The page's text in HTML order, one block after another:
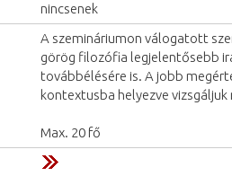
nincsenek
A szemináriumon válogatott
görög filozófia legjelentősebb
továbbélésére is. A jobb
kontextusba helyezve vizsgáljuk
Max. 20 fő